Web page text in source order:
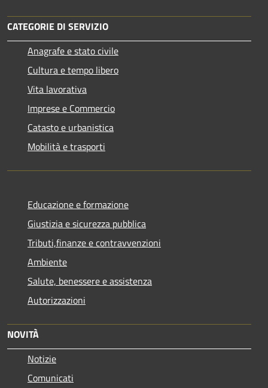
CATEGORIE DI SERVIZIO
Anagrafe e stato civile
Cultura e tempo libero
Vita lavorativa
Imprese e Commercio
Catasto e urbanistica
Mobilità e trasporti
Educazione e formazione
Giustizia e sicurezza pubblica
Tributi,finanze e contravvenzioni
Ambiente
Salute, benessere e assistenza
Autorizzazioni
NOVITÀ
Notizie
Comunicati